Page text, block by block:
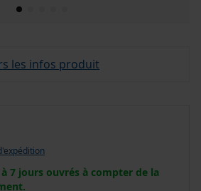
les infos produit
7 jours ouvrés à compter de la